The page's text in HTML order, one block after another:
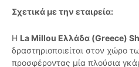
Σχετικά με την εταιρεία:
Η La Millou Ελλάδα (Greece)
δραστηριοποιείται στον χώρο
προσφέροντας μία πλούσια